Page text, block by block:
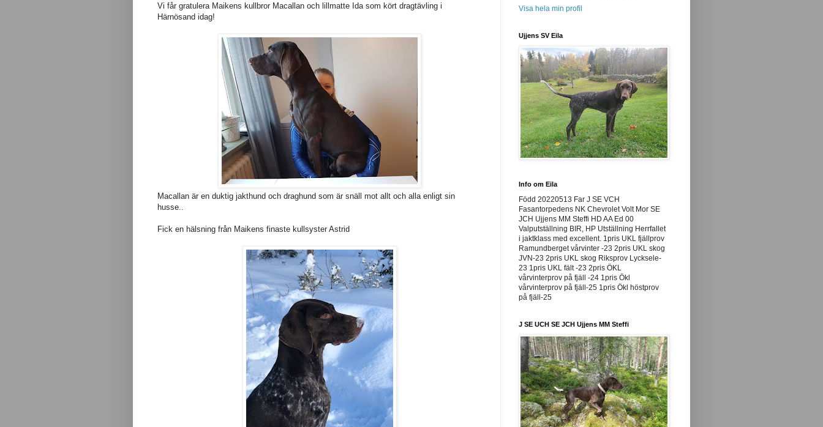
Vi får gratulera Maikens kullbror Macallan och lillmatte Ida som kört dragtävling i
Härnösand idag!
Macallan är en duktig jakthund och draghund som är snäll mot allt och alla enligt sin
husse..
Fick en hälsning från Maikens finaste kullsyster Astrid
Visa hela min profil
Ujjens SV Eila
Info om Eila
Född 20220513 Far J SE VCH
Fasantorpedens NK Chevrolet Volt Mor SE
JCH Ujjens MM Steffi HD AA Ed 00
Valputställning BIR, HP Utställning Herrfallet
i jaktklass med excellent. 1pris UKL fjällprov
Ramundberget vårvinter -23 2pris UKL skog
JVN-23 2pris UKL skog Riksprov Lycksele-
23 1pris UKL fält -23 2pris ÖKL
vårvinterprov på fjäll -24 1pris Ökl
vårvinterprov på fjäll-25 1pris Ökl höstprov
på fjäll-25
J SE UCH SE JCH Ujjens MM Steffi